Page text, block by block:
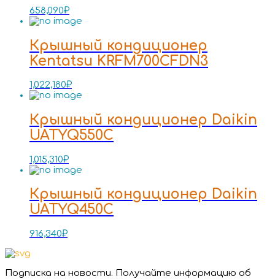
658,090₽
Крышный кондиционер
Kentatsu KRFM700CFDN3
1,022,180₽
Крышный кондиционер Daikin
UATYQ550C
1,015,310₽
Крышный кондиционер Daikin
UATYQ450C
916,340₽
Подписка на новости. Получайте информацию об